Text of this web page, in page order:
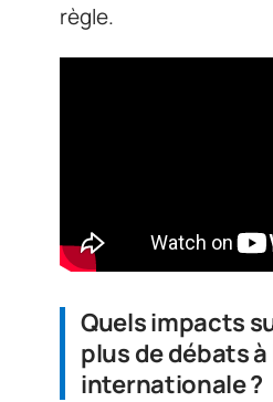
règle.
Quels impacts
plus de débats à
internationale ?